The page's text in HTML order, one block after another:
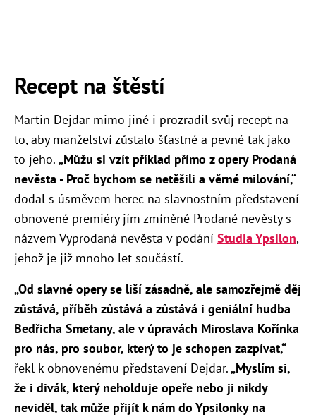
Recept na štěstí
Martin Dejdar mimo jiné i prozradil svůj recept na
to, aby manželství zůstalo šťastné a pevné tak jako
to jeho. „Můžu si vzít příklad přímo z opery Prodaná
nevěsta - Proč bychom se netěšili a věrné milování,“
dodal s úsměvem herec na slavnostním představení
obnovené premiéry jím zmíněné Prodané nevěsty s
názvem Vyprodaná nevěsta v podání Studia Ypsilon,
jehož je již mnoho let součástí.
„Od slavné opery se liší zásadně, ale samozřejmě děj
zůstává, příběh zůstává a zůstává i geniální hudba
Bedřicha Smetany, ale v úpravách Miroslava Kořínka
pro nás, pro soubor, který to je schopen zazpívat,“
řekl k obnovenému představení Dejdar.„Myslím si,
že i divák, který neholduje opeře nebo ji nikdy
neviděl, tak může přijít k nám do Ypsilonky na